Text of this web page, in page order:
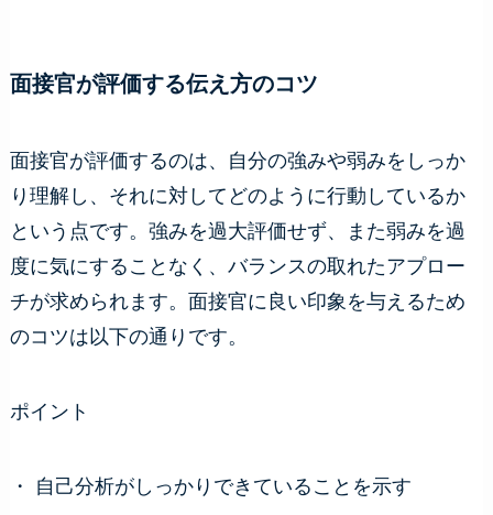
面接官が評価する伝え方のコツ
面接官が評価するのは、自分の強みや弱みをしっか
り理解し、それに対してどのように行動しているか
という点です。強みを過大評価せず、また弱みを過
度に気にすることなく、バランスの取れたアプロー
チが求められます。面接官に良い印象を与えるため
のコツは以下の通りです。
ポイント
・ 自己分析がしっかりできていることを示す